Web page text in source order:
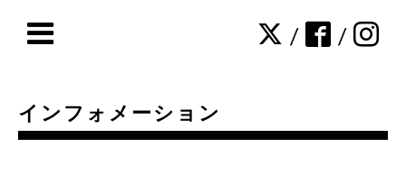
/ /
インフォメーション